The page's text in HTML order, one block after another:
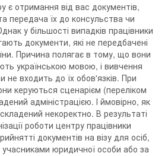
є отримання від вас документів,
передача їх до консульства чи
у більшості випадків працівники
документи, які не передбачені
Причина полягає в тому, що вони
українською мовою, і вивчення
не входить до їх обов'язків. При
керуються сценарієм (переліком
адміністрацією. І ймовірно, як
некоректно. В результаті
роботи центру працівники
документів на візу для осіб,
учасниками юридичної особи або за